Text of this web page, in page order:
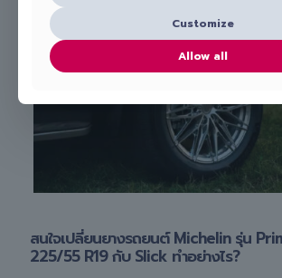
สนใจเปลี่ยนยางรถยนต์ Michelin รุ่น
225/55 R19 กับ Slick ทำอย่างไร?
Customize
Allow all